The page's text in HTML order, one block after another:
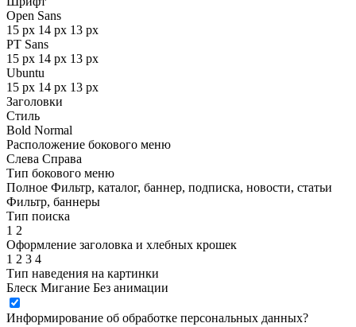
Open Sans
15 px 14 px 13 px
PT Sans
15 px 14 px 13 px
Ubuntu
15 px 14 px 13 px
Заголовки
Стиль
Bold Normal
Расположение бокового меню
Слева Справа
Тип бокового меню
Полное Фильтр, каталог, баннер, подписка, новости, статьи
Фильтр, баннеры
Тип поиска
1 2
Оформление заголовка и хлебных крошек
1 2 3 4
Тип наведения на картинки
Блеск Мигание Без анимации
Информирование об обработке персональных данных?